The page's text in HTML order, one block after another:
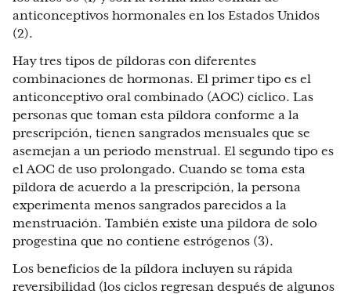
anticonceptivos hormonales en los Estados Unidos
(2).
Hay tres tipos de píldoras con diferentes
combinaciones de hormonas. El primer tipo es el
anticonceptivo oral combinado (AOC) cíclico. Las
personas que toman esta píldora conforme a la
prescripción, tienen sangrados mensuales que se
asemejan a un periodo menstrual. El segundo tipo es
el AOC de uso prolongado. Cuando se toma esta
píldora de acuerdo a la prescripción, la persona
experimenta menos sangrados parecidos a la
menstruación. También existe una píldora de solo
progestina que no contiene estrógenos (3).
Los beneficios de la píldora incluyen su rápida
reversibilidad (los ciclos regresan después de algunos